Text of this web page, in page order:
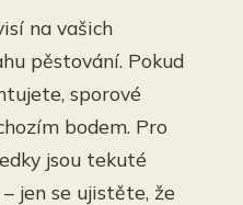
na vašich
pěstování. Pokud
sporové
bodem. Pro
jsou tekuté
jen se ujistěte, že